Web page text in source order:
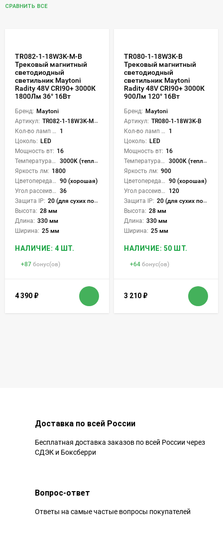
СРАВНИТЬ ВСЕ
TR082-1-18W3K-M-B
Трековый магнитный
светодиодный
светильник Maytoni
Radity 48V CRI90+ 3000К
1800Лм 36° 16Вт
Бренд: Maytoni
Артикул: TR082-1-18W3K-M-B
Кол-во ламп или LED:
1
Цоколь: LED
Мощность вт: 16
Температура света:
3000K (теплый)
Яркость лм: 1800
Цветопередача (CRI): 90 (хорошая)
Угол рассеивания света °: 36
Защита IP: 20 (для сухих пом.)
Высота: 28 мм
Длина: 330 мм
Ширина: 25 мм
НАЛИЧИЕ: 4 ШТ.
+87 бонус(ов)
4 390 ₽
TR080-1-18W3K-B
Трековый магнитный
светодиодный
светильник Maytoni
Radity 48V CRI90+ 3000К
900Лм 120° 16Вт
Бренд: Maytoni
Артикул: TR080-1-18W3K-B
Кол-во ламп или LED:
1
Цоколь: LED
Мощность вт: 16
Температура света:
3000K (теплый)
Яркость лм: 900
Цветопередача (CRI): 90 (хорошая)
Угол рассеивания света °:
120
Защита IP: 20 (для сухих пом.)
Высота: 28 мм
Длина: 330 мм
Ширина: 25 мм
НАЛИЧИЕ: 50 ШТ.
+64 бонус(ов)
3 210 ₽
Доставка по всей России
Бесплатная доставка заказов по всей России через
СДЭК и Боксберри
Вопрос-ответ
Ответы на самые частые вопросы покупателей